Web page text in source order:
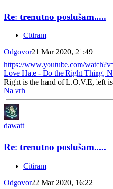
Re: trenutno poslušam.....
Citiram
Odgovor21 Mar 2020, 21:49
https://www.youtube.com/
Love Hate - Do the Right Thing,
Right is the hand of L.O.V.E, left
Na vrh
dawatt
Re: trenutno poslušam.....
Citiram
Odgovor22 Mar 2020, 16:22